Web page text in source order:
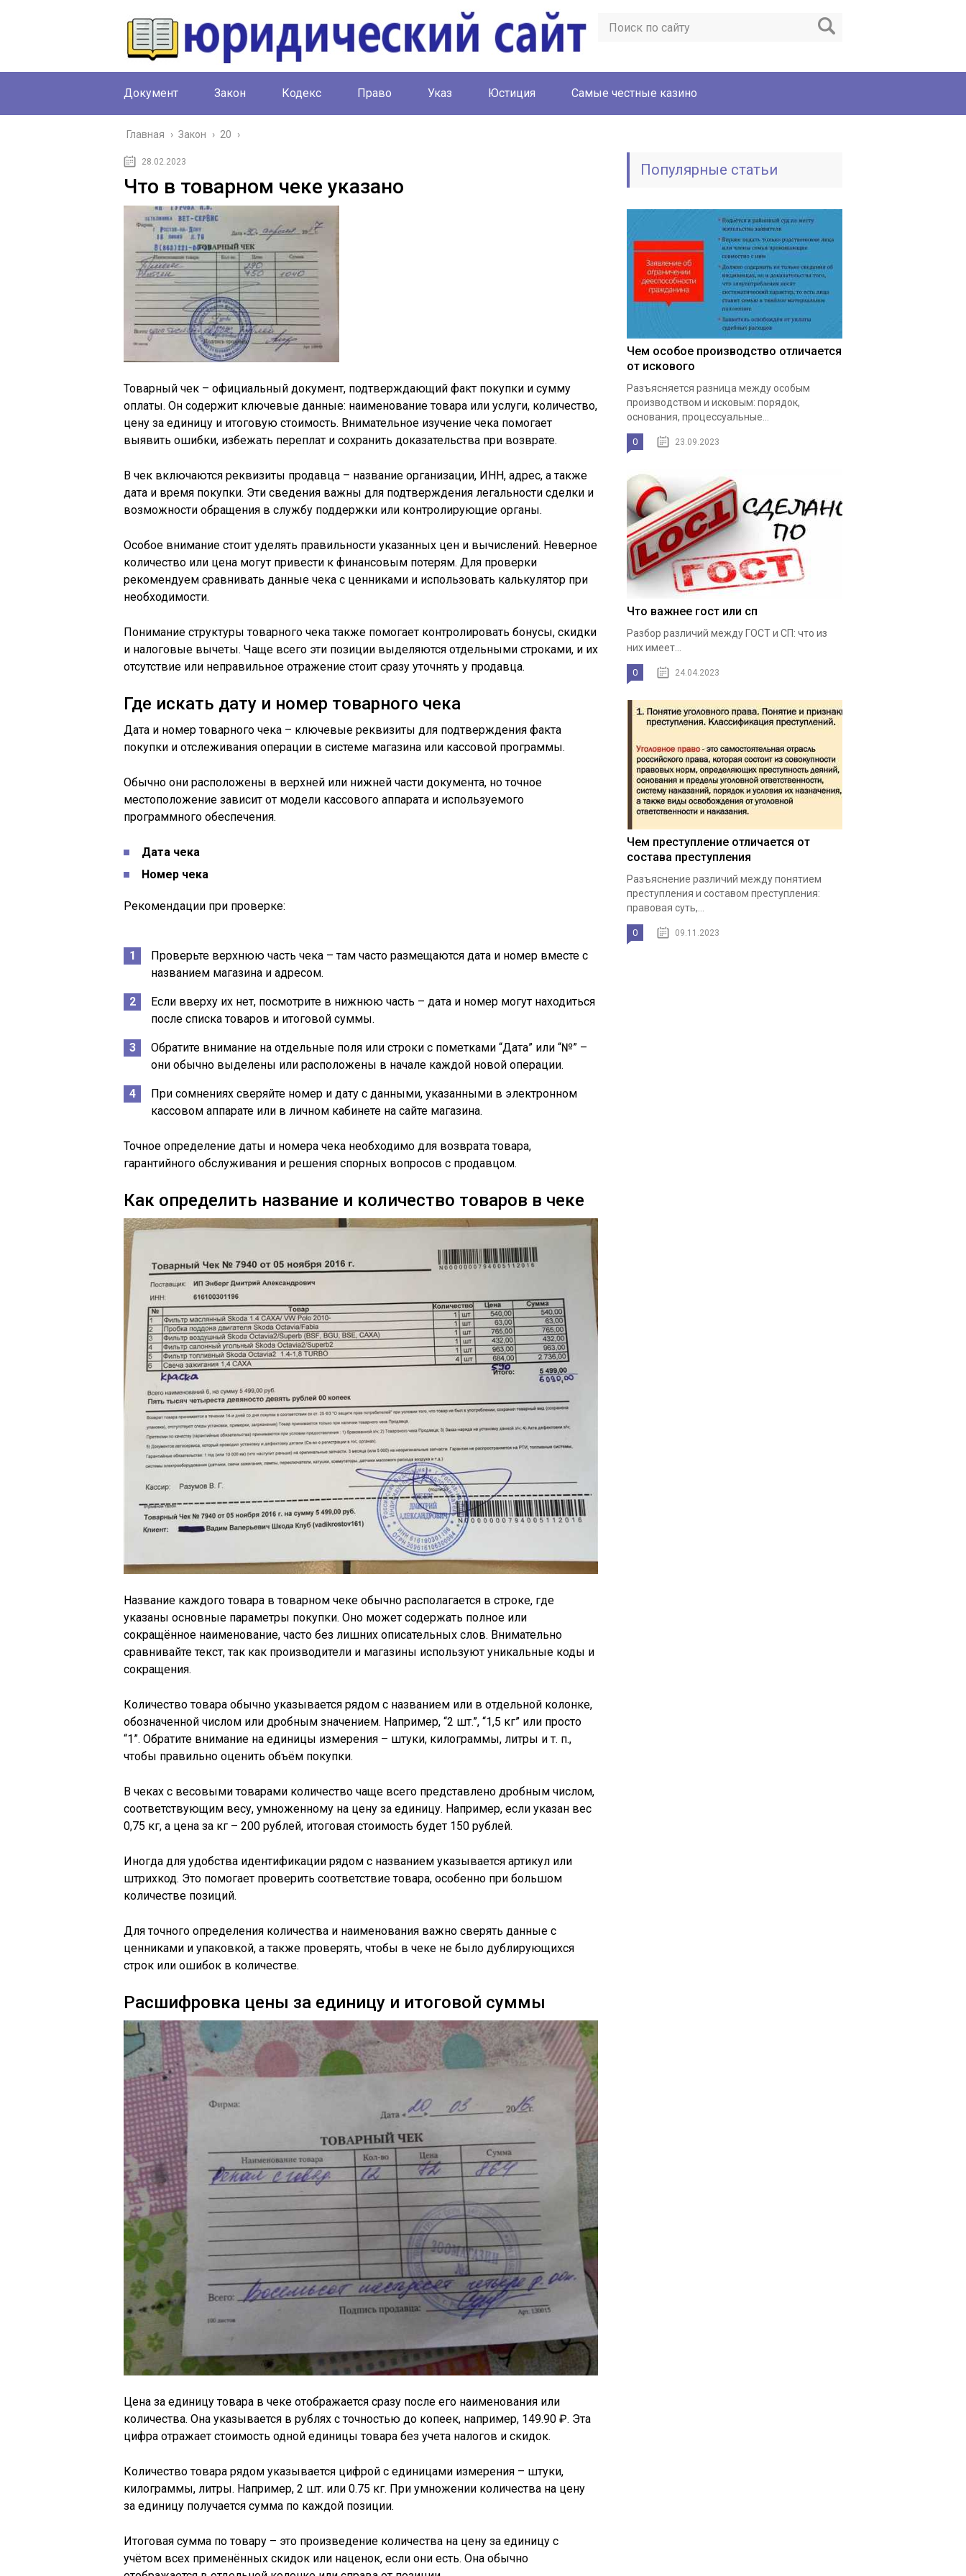
Документ Закон Кодекс Право Указ Юстиция Cамые честные казино
Главная › Закон › 20 ›
28.02.2023
Что в товарном чеке указано
Товарный чек – официальный документ, подтверждающий факт покупки и сумму
оплаты. Он содержит ключевые данные: наименование товара или услуги, количество,
цену за единицу и итоговую стоимость. Внимательное изучение чека помогает
выявить ошибки, избежать переплат и сохранить доказательства при возврате.
В чек включаются реквизиты продавца – название организации, ИНН, адрес, а также
дата и время покупки. Эти сведения важны для подтверждения легальности сделки и
возможности обращения в службу поддержки или контролирующие органы.
Особое внимание стоит уделять правильности указанных цен и вычислений. Неверное
количество или цена могут привести к финансовым потерям. Для проверки
рекомендуем сравнивать данные чека с ценниками и использовать калькулятор при
необходимости.
Понимание структуры товарного чека также помогает контролировать бонусы, скидки
и налоговые вычеты. Чаще всего эти позиции выделяются отдельными строками, и их
отсутствие или неправильное отражение стоит сразу уточнять у продавца.
Где искать дату и номер товарного чека
Дата и номер товарного чека – ключевые реквизиты для подтверждения факта
покупки и отслеживания операции в системе магазина или кассовой программы.
Обычно они расположены в верхней или нижней части документа, но точное
местоположение зависит от модели кассового аппарата и используемого
программного обеспечения.
Дата чека
Номер чека
Рекомендации при проверке:
Проверьте верхнюю часть чека – там часто размещаются дата и номер вместе с
названием магазина и адресом.
Если вверху их нет, посмотрите в нижнюю часть – дата и номер могут находиться
после списка товаров и итоговой суммы.
Обратите внимание на отдельные поля или строки с пометками “Дата” или “№” –
они обычно выделены или расположены в начале каждой новой операции.
При сомнениях сверяйте номер и дату с данными, указанными в электронном
кассовом аппарате или в личном кабинете на сайте магазина.
Точное определение даты и номера чека необходимо для возврата товара,
гарантийного обслуживания и решения спорных вопросов с продавцом.
Как определить название и количество товаров в чеке
Название каждого товара в товарном чеке обычно располагается в строке, где
указаны основные параметры покупки. Оно может содержать полное или
сокращённое наименование, часто без лишних описательных слов. Внимательно
сравнивайте текст, так как производители и магазины используют уникальные коды и
сокращения.
Количество товара обычно указывается рядом с названием или в отдельной колонке,
обозначенной числом или дробным значением. Например, “2 шт.”, “1,5 кг” или просто
“1”. Обратите внимание на единицы измерения – штуки, килограммы, литры и т. п.,
чтобы правильно оценить объём покупки.
В чеках с весовыми товарами количество чаще всего представлено дробным числом,
соответствующим весу, умноженному на цену за единицу. Например, если указан вес
0,75 кг, а цена за кг – 200 рублей, итоговая стоимость будет 150 рублей.
Иногда для удобства идентификации рядом с названием указывается артикул или
штрихкод. Это помогает проверить соответствие товара, особенно при большом
количестве позиций.
Для точного определения количества и наименования важно сверять данные с
ценниками и упаковкой, а также проверять, чтобы в чеке не было дублирующихся
строк или ошибок в количестве.
Расшифровка цены за единицу и итоговой суммы
Цена за единицу товара в чеке отображается сразу после его наименования или
количества. Она указывается в рублях с точностью до копеек, например, 149.90 ₽. Эта
цифра отражает стоимость одной единицы товара без учета налогов и скидок.
Количество товара рядом указывается цифрой с единицами измерения – штуки,
килограммы, литры. Например, 2 шт. или 0.75 кг. При умножении количества на цену
за единицу получается сумма по каждой позиции.
Итоговая сумма по товару – это произведение количества на цену за единицу с
учётом всех применённых скидок или наценок, если они есть. Она обычно
Популярные статьи
Чем особое производство отличается
от искового
Разъясняется разница между особым
производством и исковым: порядок,
основания, процессуальные...
0 23.09.2023
Что важнее гост или сп
Разбор различий между ГОСТ и СП: что из
них имеет...
0 24.04.2023
Чем преступление отличается от
состава преступления
Разъяснение различий между понятием
преступления и составом преступления:
правовая суть,...
0 09.11.2023